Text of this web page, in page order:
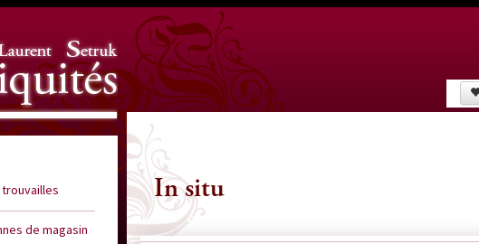
de magasin
In situ